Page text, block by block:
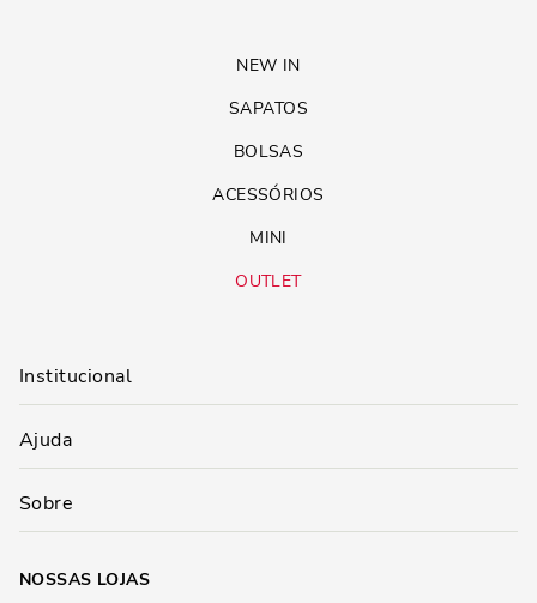
NEW IN
SAPATOS
BOLSAS
ACESSÓRIOS
MINI
OUTLET
Institucional
Ajuda
Sobre
NOSSAS LOJAS